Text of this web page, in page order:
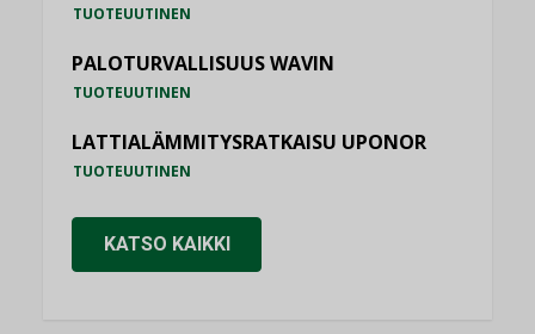
TUOTEUUTINEN
PALOTURVALLISUUS WAVIN
TUOTEUUTINEN
LATTIALÄMMITYSRATKAISU UPONOR
TUOTEUUTINEN
KATSO KAIKKI